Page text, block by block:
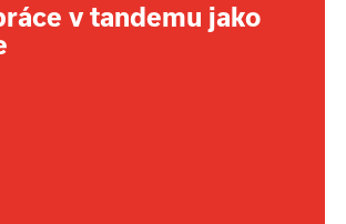
v tandemu jako